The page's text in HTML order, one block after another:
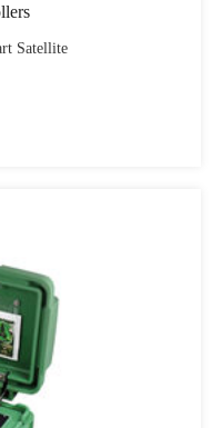
Satellite